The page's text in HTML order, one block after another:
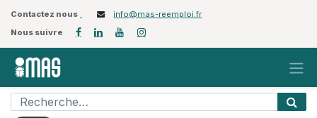
Contactez nous
info@mas-reemploi.fr
Nous suivre